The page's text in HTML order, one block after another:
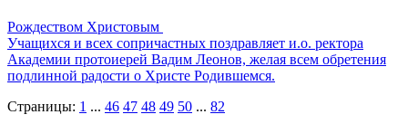
Рождеством Христовым
Учащихся и всех сопричастных поздравляет и.о. ректора
Академии протоиерей Вадим Леонов, желая всем обретения
подлинной радости о Христе Родившемся.
Страницы: 1 ... 46 47 48 49 50 ... 82